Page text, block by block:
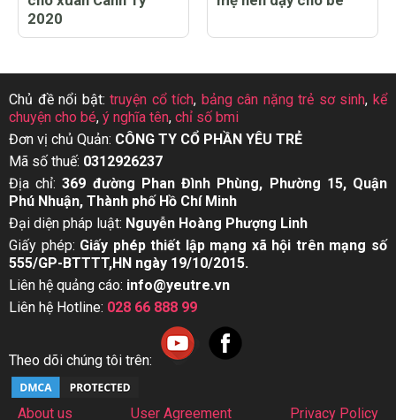
2020
Chủ đề nổi bật:truyện cổ tích, bảng cân nặng trẻ sơ sinh,kể
chuyện cho bé, ý nghĩa tên, chỉ số bmi
Đơn vị chủ Quản: CÔNG TY CỔ PHẦN YÊU TRẺ
Mã số thuế: 0312926237
Địa chỉ:369 đường Phan Đình Phùng, Phường 15, Quận
Phú Nhuận, Thành phố Hồ Chí Minh
Đại diện pháp luật: Nguyễn Hoàng Phượng Linh
Giấy phép: Giấy phép thiết lập mạng xã hội trên mạng số
555/GP-BTTTT,HN ngày 19/10/2015.
Liên hệ quảng cáo: info@yeutre.vn
Liên hệ Hotline: 028 66 888 99
Theo dõi chúng tôi trên:
About us User Agreement Privacy Policy